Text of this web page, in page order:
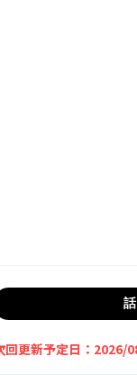
話
回更新予定日：2026/